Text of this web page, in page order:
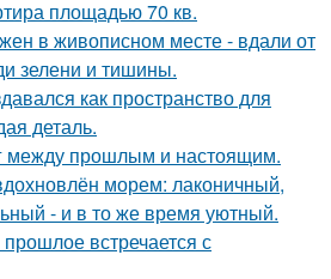
площадью 70 кв.
в живописном месте - вдали от
зелени и тишины.
как пространство для
деталь.
между прошлым и настоящим.
морем: лаконичный,
- и в то же время уютный.
встречается с